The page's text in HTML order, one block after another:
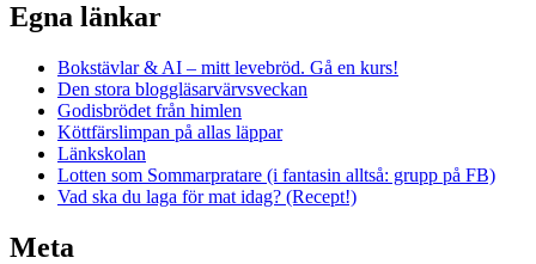
Egna länkar
Bokstävlar & AI – mitt levebröd. Gå en kurs!
Den stora bloggläsarvärvsveckan
Godisbrödet från himlen
Köttfärslimpan på allas läppar
Länkskolan
Lotten som Sommarpratare (i fantasin alltså: grupp på FB)
Vad ska du laga för mat idag? (Recept!)
Meta